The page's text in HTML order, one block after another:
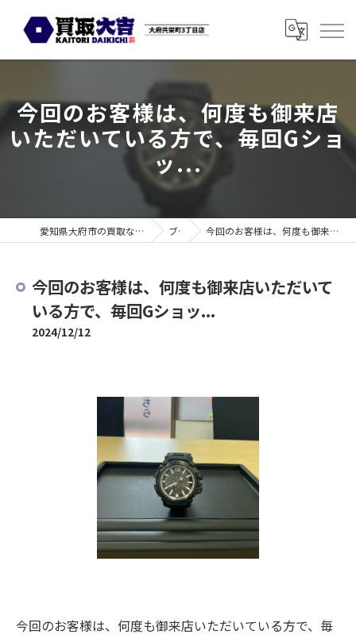
今回のお客様は、何度も御来店
いただいている方で、毎回Gショ
ッ...
愛知県大府市の買取なら買取大吉 大府共栄町3丁目店 ブログ 今回のお客様は、何度も御来店いただいている方で、毎回Gショッ...
今回のお客様は、何度も御来店いただいて
いる方で、毎回Gショッ...
2024/12/12
今回のお客様は、何度も御来店いただいている方で、毎